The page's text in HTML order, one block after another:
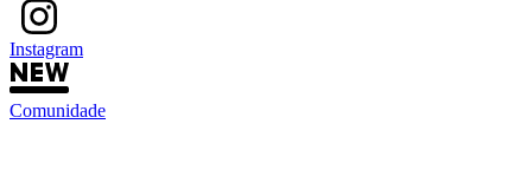
Instagram
Comunidade